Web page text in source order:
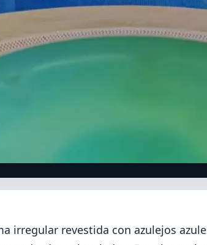
irregular revestida con azulejos